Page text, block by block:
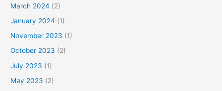
March 2024 (2)
January 2024 (1)
November 2023 (1)
October 2023 (2)
July 2023 (1)
May 2023 (2)